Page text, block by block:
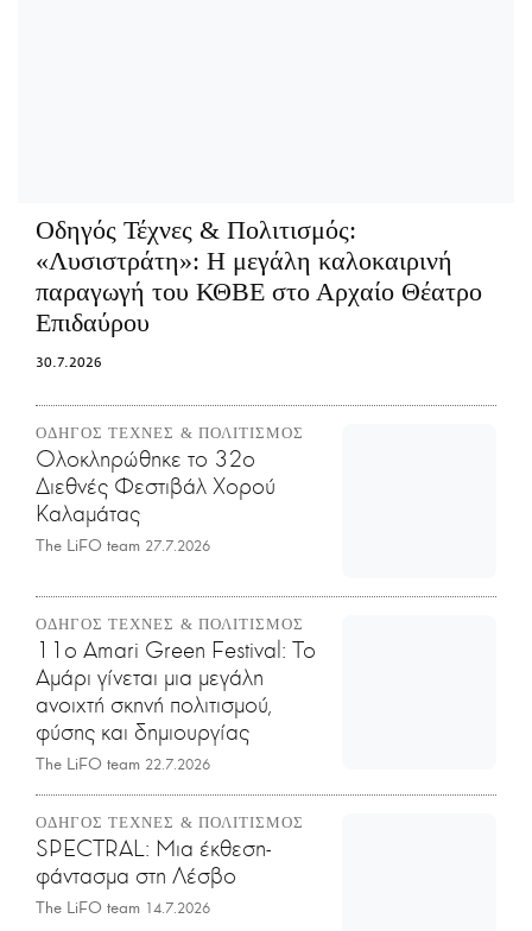
Οδηγός Τέχνες & Πολιτισμός:
«Λυσιστράτη»: Η μεγάλη καλοκαιρινή
παραγωγή του ΚΘΒΕ στο Αρχαίο Θέατρο
Επιδαύρου
30.7.2026
ΟΔΗΓΟΣ ΤΕΧΝΕΣ & ΠΟΛΙΤΙΣΜΟΣ
Ολοκληρώθηκε το 32ο
Διεθνές Φεστιβάλ Χορού
Καλαμάτας
The LiFO team 27.7.2026
ΟΔΗΓΟΣ ΤΕΧΝΕΣ & ΠΟΛΙΤΙΣΜΟΣ
11o Amari Green Festival: Το
Αμάρι γίνεται μια μεγάλη
ανοιχτή σκηνή πολιτισμού,
φύσης και δημιουργίας
The LiFO team 22.7.2026
ΟΔΗΓΟΣ ΤΕΧΝΕΣ & ΠΟΛΙΤΙΣΜΟΣ
SPECTRAL: Μια έκθεση-
φάντασμα στη Λέσβο
The LiFO team 14.7.2026